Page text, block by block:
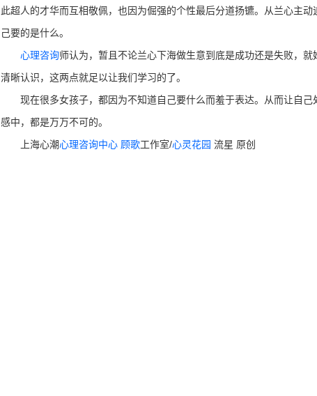
此超人的才华而互相敬佩，也因为倔强的个性最后分道扬镳。从兰心主
己要的是什么。
心理咨询师认为，暂且不论兰心下海做生意到底是成功还是失败，
清晰认识，这两点就足以让我们学习的了。
现在很多女孩子，都因为不知道自己要什么而羞于表达。从而让自己
感中，都是万万不可的。
上海心潮心理咨询中心 顾歌工作室/心灵花园 流星 原创